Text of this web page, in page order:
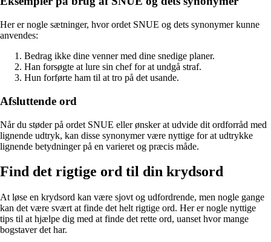
Her er nogle sætninger, hvor ordet SNUE og dets synonymer kunne
anvendes:
Bedrag ikke dine venner med dine snedige planer.
Han forsøgte at lure sin chef for at undgå straf.
Hun forførte ham til at tro på det usande.
Afsluttende ord
Når du støder på ordet SNUE eller ønsker at udvide dit ordforråd med
lignende udtryk, kan disse synonymer være nyttige for at udtrykke
lignende betydninger på en varieret og præcis måde.
Find det rigtige ord til din krydsord
At løse en krydsord kan være sjovt og udfordrende, men nogle gange
kan det være svært at finde det helt rigtige ord. Her er nogle nyttige
tips til at hjælpe dig med at finde det rette ord, uanset hvor mange
bogstaver det har.